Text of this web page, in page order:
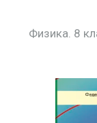
Физика. 8